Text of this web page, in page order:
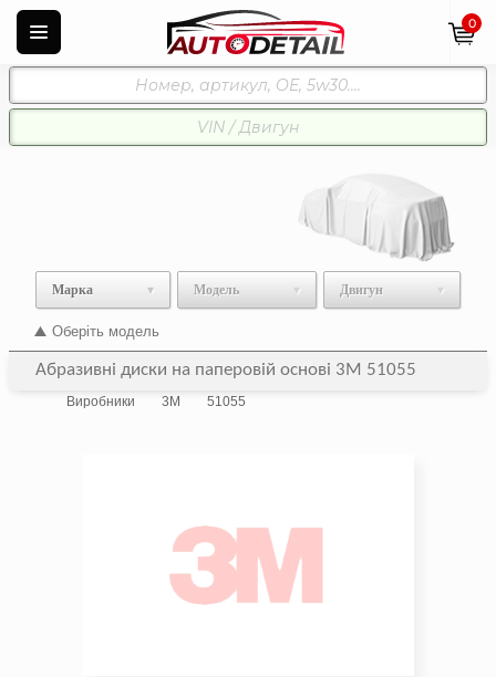
0
Марка Модель Двигун
Оберіть модель
Абразивні диски на паперовій основі 3M 51055
Виробники 3M 51055